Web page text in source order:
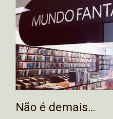
Não é demais…